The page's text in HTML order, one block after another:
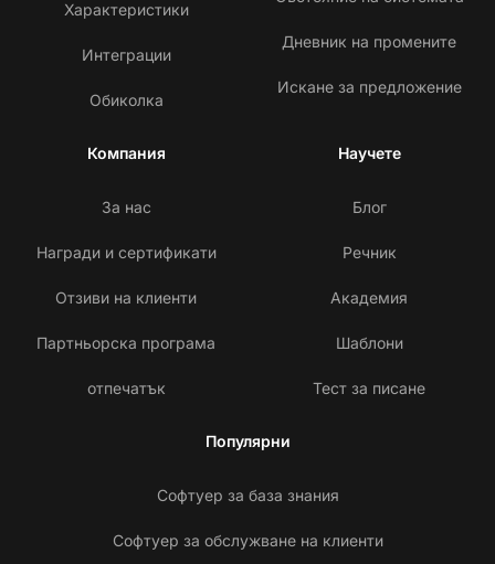
Характеристики
Интеграции
Обиколка
Дневник на промените
Искане за предложение
Компания
За нас
Награди и сертификати
Отзиви на клиенти
Партньорска програма
отпечатък
Научете
Блог
Речник
Академия
Шаблони
Тест за писане
Популярни
Софтуер за база знания
Софтуер за обслужване на клиенти